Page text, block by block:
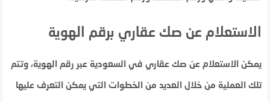
الاستعلام عن صك عقاري برقم الهوية
يمكن الاستعلام عن صك عقاري في السعودية عبر رقم الهوية، وتتم
تلك العملية من خلال العديد من الخطوات التي يمكن التعرف عليها